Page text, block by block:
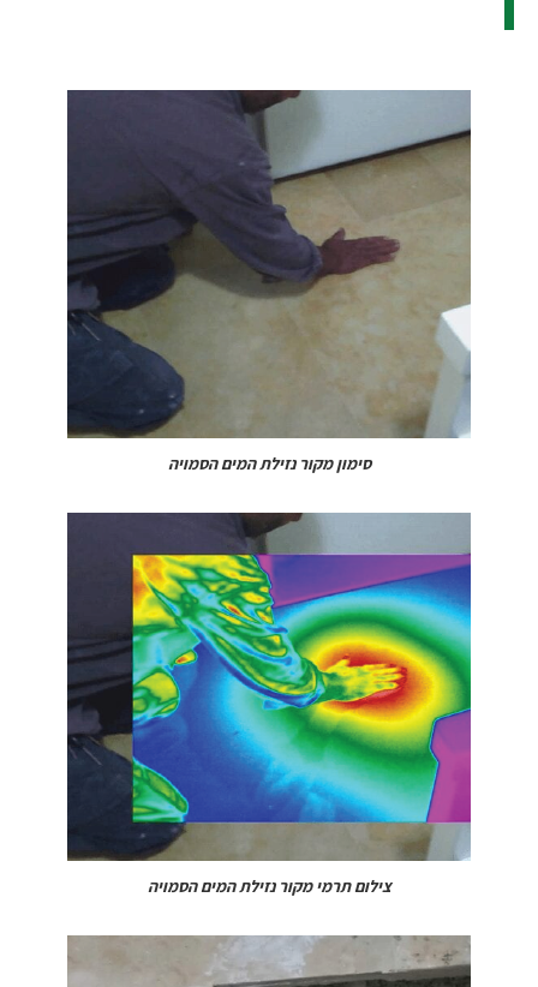
סימון מקור נזילת המים הסמויה
צילום תרמי מקור נזילת המים הסמויה